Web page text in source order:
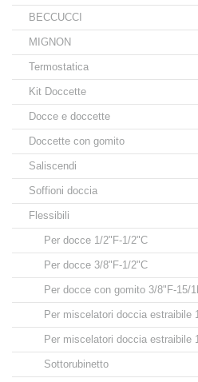
BECCUCCI
MIGNON
Termostatica
Kit Doccette
Docce e doccette
Doccette con gomito
Saliscendi
Soffioni doccia
Flessibili
Per docce 1/2"F-1/2"C
Per docce 3/8"F-1/2"C
Per docce con gomito 3/8"F-15/
Per miscelatori doccia estraibile
Per miscelatori doccia estraibile
Sottorubinetto